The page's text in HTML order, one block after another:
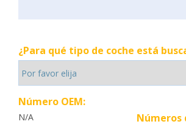
¿Para qué tipo de coche está
Número OEM:
N/A Números